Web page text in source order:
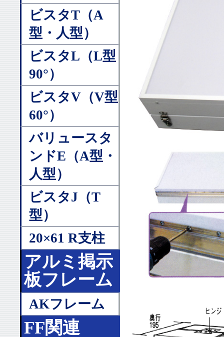
ビスタT（A
型・人型）
ビスタL（L型
90°）
ビスタV（V型
60°）
バリュースタ
ンドE（A型・
人型）
ビスタJ（T
型）
20×61 R支柱
アルミ掲示
板フレーム
AKフレーム
FF関連